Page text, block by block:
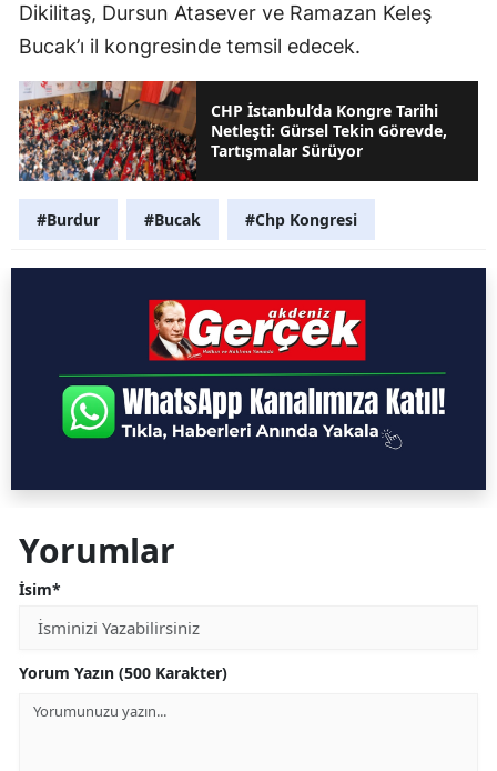
Dikilitaş, Dursun Atasever ve Ramazan Keleş
Bucak’ı il kongresinde temsil edecek.
CHP İstanbul’da Kongre Tarihi
Netleşti: Gürsel Tekin Görevde,
Tartışmalar Sürüyor
#Burdur #Bucak #Chp Kongresi
Yorumlar
İsim*
Yorum Yazın (500 Karakter)